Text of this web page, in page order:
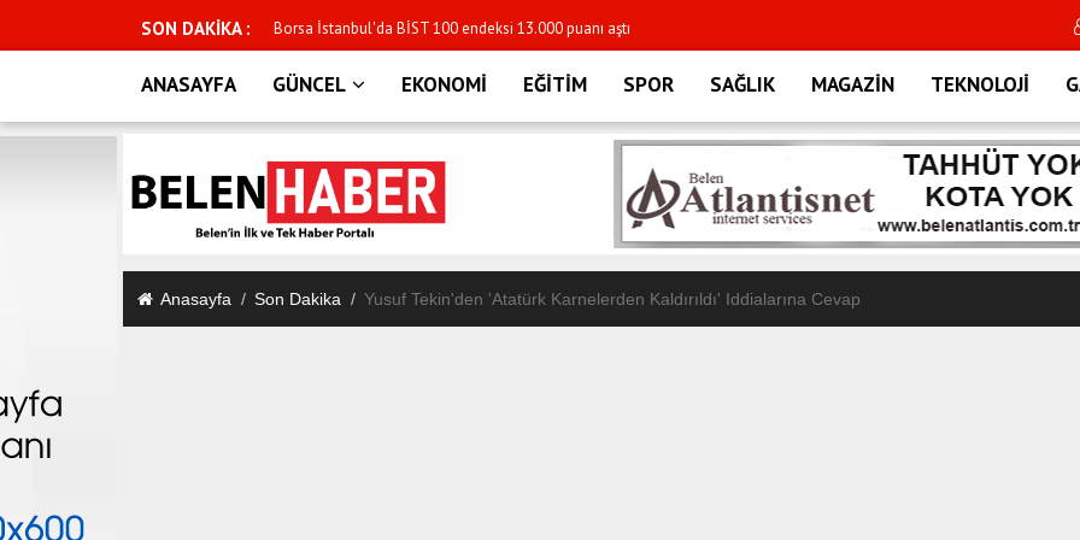
SON DAKİKA : Gram altın 7 bin lirayı geçti! Altın ve gümüş yükselmeye devam ediyor Meteoroloji 24 ili
ANASAYFA GÜNCEL EKONOMİ EĞİTİM SPOR SAĞLIK MAGAZİN TEKNOLOJİ
Anasayfa Son Dakika Yusuf Tekin'den 'Atatürk Karnelerden Kaldırıldı' Iddialarına Cevap